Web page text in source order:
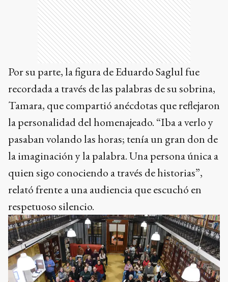
Por su parte, la figura de Eduardo Saglul fue
recordada a través de las palabras de su sobrina,
Tamara, que compartió anécdotas que reflejaron
la personalidad del homenajeado. “Iba a verlo y
pasaban volando las horas; tenía un gran don de
la imaginación y la palabra. Una persona única a
quien sigo conociendo a través de historias”,
relató frente a una audiencia que escuchó en
respetuoso silencio.